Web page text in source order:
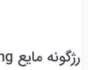
رژگونه مایع Juicy Pang اپیو